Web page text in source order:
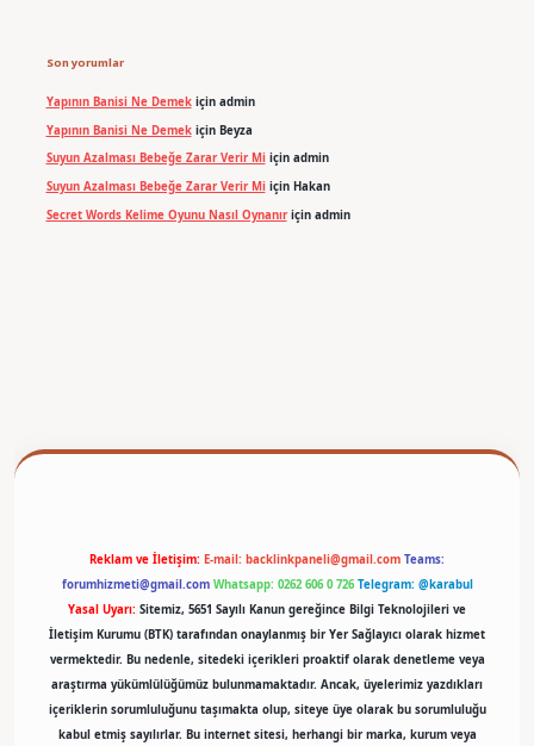
Son yorumlar
Yapının Banisi Ne Demekiçin admin
Yapının Banisi Ne Demekiçin Beyza
Suyun Azalması Bebeğe Zarar Verir Miiçin admin
Suyun Azalması Bebeğe Zarar Verir Miiçin Hakan
Secret Words Kelime Oyunu Nasıl Oynanıriçin admin
Reklam ve İletişim: E-mail: backlinkpaneli@gmail.com Teams:
forumhizmeti@gmail.com Whatsapp: 0262 606 0 726 Telegram: @karabul
Yasal Uyarı: Sitemiz, 5651 Sayılı Kanun gereğince Bilgi Teknolojileri ve
İletişim Kurumu (BTK) tarafından onaylanmış bir Yer Sağlayıcı olarak hizmet
vermektedir. Bu nedenle, sitedeki içerikleri proaktif olarak denetleme veya
araştırma yükümlülüğümüz bulunmamaktadır. Ancak, üyelerimiz yazdıkları
içeriklerin sorumluluğunu taşımakta olup, siteye üye olarak bu sorumluluğu
kabul etmiş sayılırlar. Bu internet sitesi, herhangi bir marka, kurum veya